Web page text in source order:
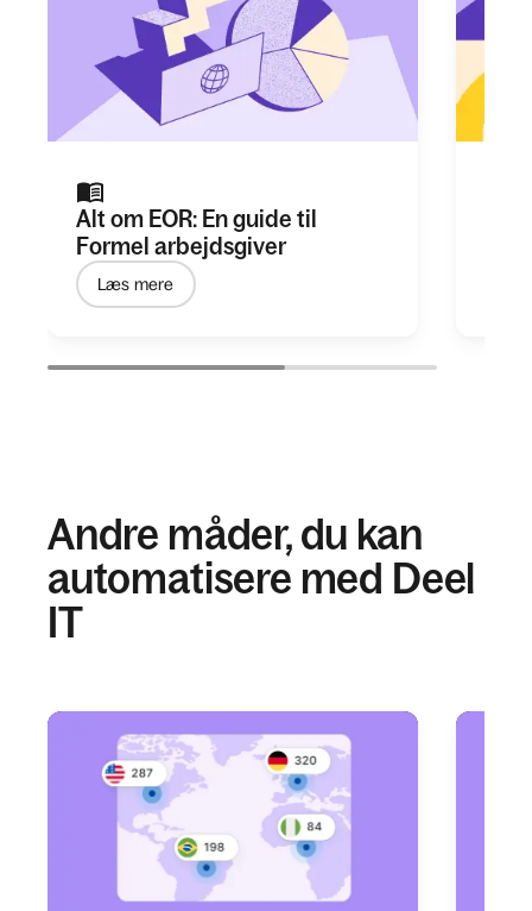
Alt om EOR: En guide til
Formel arbejdsgiver
Læs mere
Andre måder, du kan
automatisere med Deel
IT